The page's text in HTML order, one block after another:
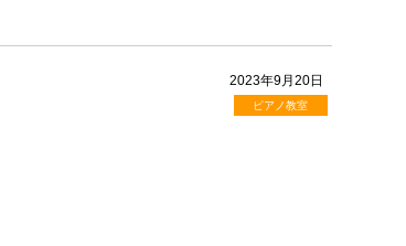
2023年9月20日
ピアノ教室